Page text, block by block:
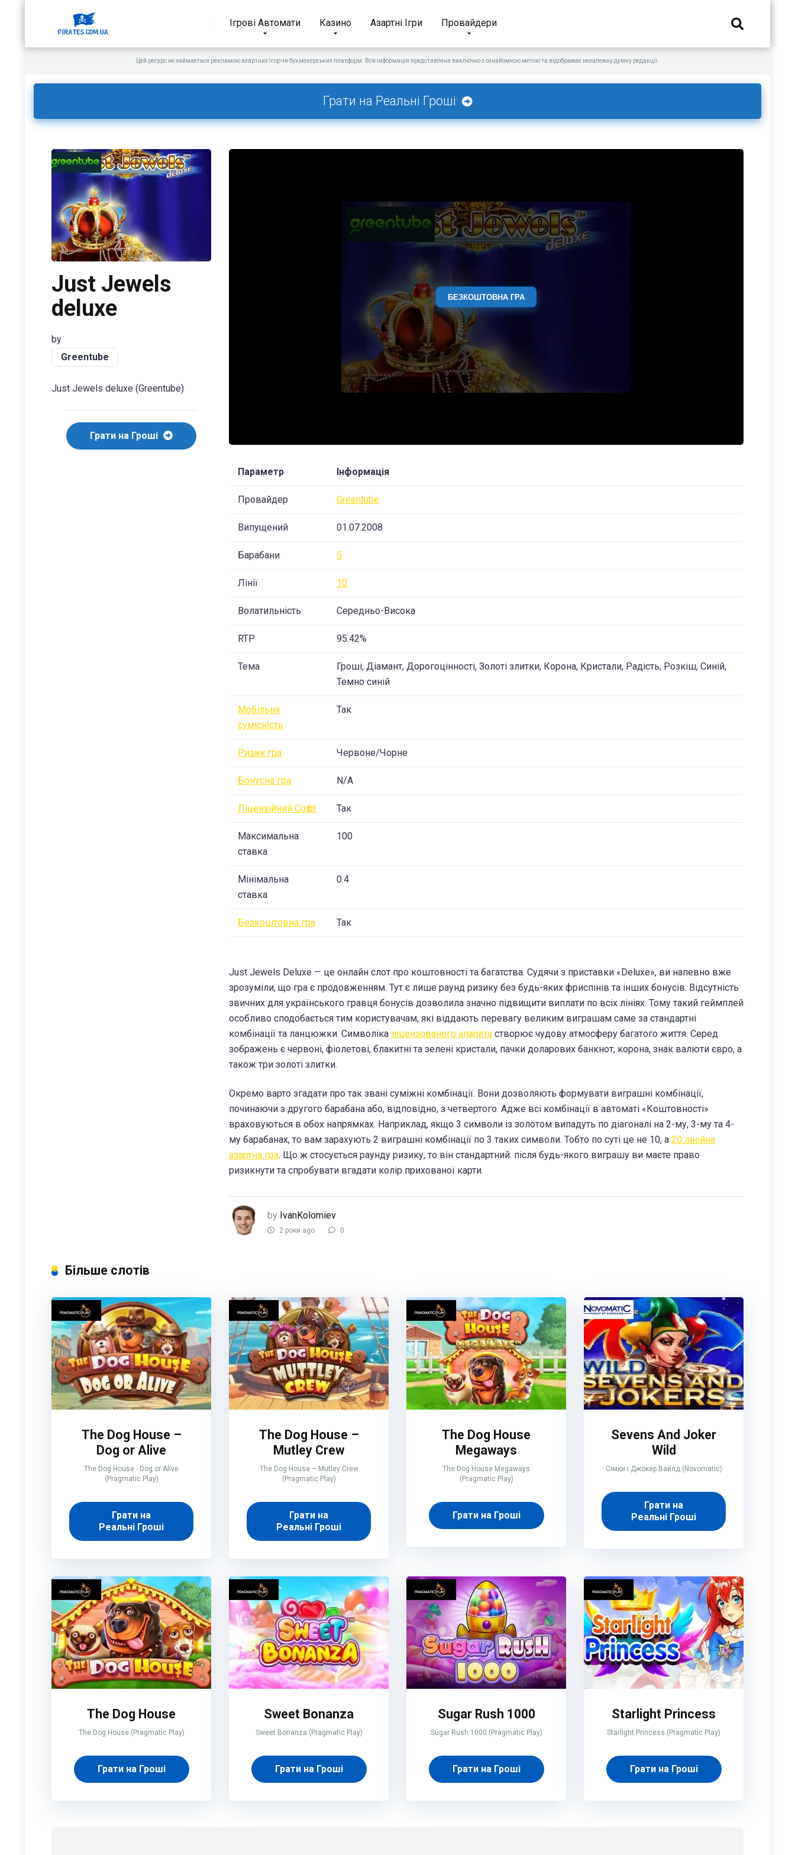
Ігрові Автомати Казино Азартні Ігри Провайдери
Цей ресурс не займається рекламою азартних ігор чи букмекерських платформ. Вся інформація представлена виключно з ознайомчою метою та відображає незалежну думку редакції.
Грати на Реальні Гроші
Just Jewels
deluxe
by
Greentube
Just Jewels deluxe (Greentube)
Грати на Гроші
БЕЗКОШТОВНА ГРА
Параметр Інформація
Провайдер Greentube
Випущений 01.07.2008
Барабани 5
Лінії 10
Волатильність Середньо-Висока
RTP 95.42%
Тема
Гроші, Діамант, Дорогоцінності, Золоті злитки, Корона, Кристали, Радість, Розкіш, Синій,
Темно синій
Мобільна
сумісність
Так
Ризик гра Червоне/Чорне
Бонусна гра N/A
Ліцензійний Софт Так
Максимальна
ставка
100
Мінімальна
ставка
0.4
Безкоштовна гра Так
Just Jewels Deluxe — це онлайн слот про коштовності та багатства. Судячи з приставки «Deluxe», ви напевно вже
зрозуміли, що гра є продовженням. Тут є лише раунд ризику без будь-яких фриспінів та інших бонусів. Відсутність
звичних для українського гравця бонусів дозволила значно підвищити виплати по всіх лініях. Тому такий геймплей
особливо сподобається тим користувачам, які віддають перевагу великим виграшам саме за стандартні
комбінації та ланцюжки. Символіка ліцензованого апарата створює чудову атмосферу багатого життя. Серед
зображень є червоні, фіолетові, блакитні та зелені кристали, пачки доларових банкнот, корона, знак валюти євро, а
також три золоті злитки.
Окремо варто згадати про так звані суміжні комбінації. Вони дозволяють формувати виграшні комбінації,
починаючи з другого барабана або, відповідно, з четвертого. Адже всі комбінації в автоматі «Коштовності»
враховуються в обох напрямках. Наприклад, якщо 3 символи із золотом випадуть по діагоналі на 2-му, 3-му та 4-
му барабанах, то вам зарахують 2 виграшні комбінації по 3 таких символи. Тобто по суті це не 10, а 20 лінійна
азартна гра. Що ж стосується раунду ризику, то він стандартний: після будь-якого виграшу ви маєте право
ризикнути та спробувати вгадати колір прихованої карти.
by IvanKolomiev
2 роки ago 0
Більше слотів
The Dog House –
Dog or Alive
The Dog House - Dog or Alive
(Pragmatic Play)
Грати на
Реальні Гроші
The Dog House –
Mutley Crew
The Dog House – Mutley Crew
(Pragmatic Play)
Грати на
Реальні Гроші
The Dog House
Megaways
The Dog House Megaways
(Pragmatic Play)
Грати на Гроші
Sevens And Joker
Wild
Сімки і Джокер Вайлд (Novomatic)
Грати на
Реальні Гроші
The Dog House
The Dog House (Pragmatic Play)
Грати на Гроші
Sweet Bonanza
Sweet Bonanza (Pragmatic Play)
Грати на Гроші
Sugar Rush 1000
Sugar Rush 1000 (Pragmatic Play)
Грати на Гроші
Starlight Princess
Starlight Princess (Pragmatic Play)
Грати на Гроші